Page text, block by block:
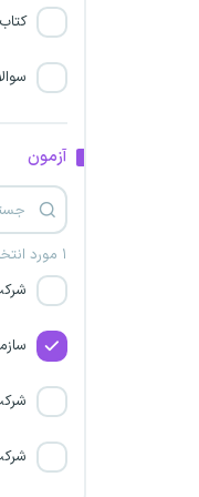
آزمون
۱ مورد انتخاب شده